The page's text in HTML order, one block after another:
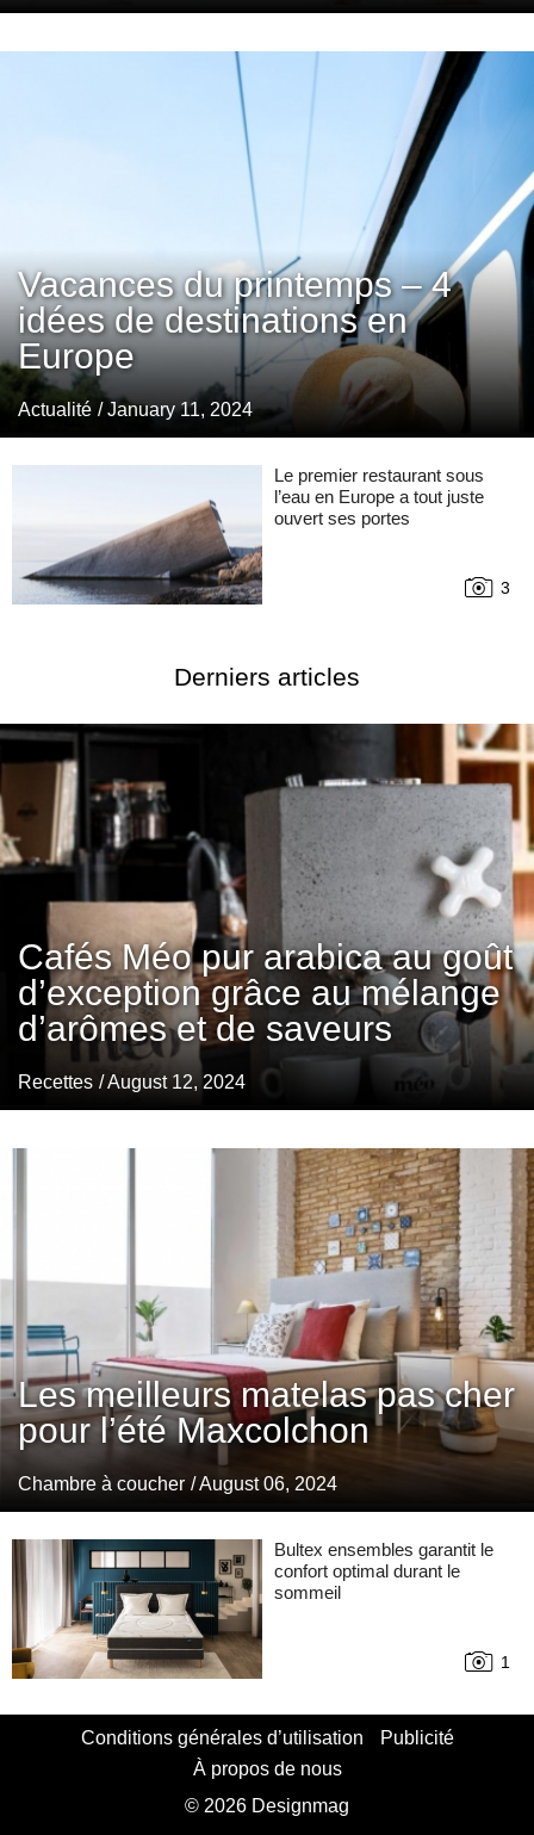
Vacances du printemps – 4
idées de destinations en
Europe
Actualité / January 11, 2024
Le premier restaurant sous
l’eau en Europe a tout juste
ouvert ses portes
3
Derniers articles
Cafés Méo pur arabica au goût
d’exception grâce au mélange
d’arômes et de saveurs
Recettes / August 12, 2024
Les meilleurs matelas pas cher
pour l’été Maxcolchon
Chambre à coucher / August 06, 2024
Bultex ensembles garantit le
confort optimal durant le
sommeil
1
Conditions générales d’utilisation
Publicité
À propos de nous
© 2026 Designmag